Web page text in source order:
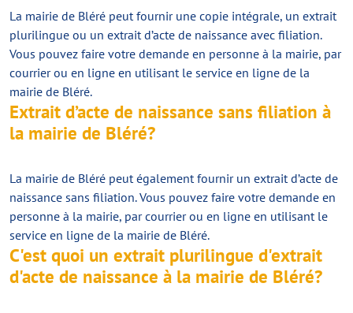
La mairie de Bléré peut fournir une copie intégrale, un extrait
plurilingue ou un extrait d’acte de naissance avec filiation.
Vous pouvez faire votre demande en personne à la mairie, par
courrier ou en ligne en utilisant le service en ligne de la
mairie de Bléré.
Extrait d’acte de naissance sans filiation à
la mairie de Bléré?
La mairie de Bléré peut également fournir un extrait d’acte de
naissance sans filiation. Vous pouvez faire votre demande en
personne à la mairie, par courrier ou en ligne en utilisant le
service en ligne de la mairie de Bléré.
C'est quoi un extrait plurilingue d'extrait
d'acte de naissance à la mairie de Bléré?